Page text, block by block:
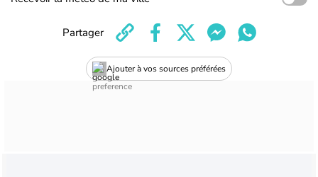
Ajouter à vos sources préférées
Partager